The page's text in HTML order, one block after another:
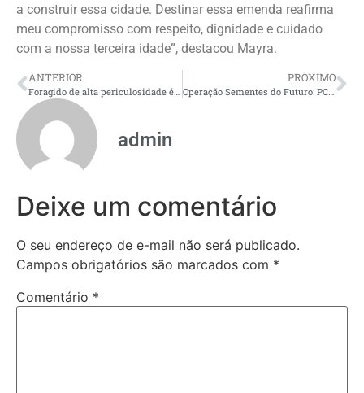
a construir essa cidade. Destinar essa emenda reafirma
meu compromisso com respeito, dignidade e cuidado
com a nossa terceira idade”, destacou Mayra.
ANTERIOR
Foragido de alta periculosidade é capturado pela Polícia Militar do Amazonas após cerco policial
PRÓXIMO
Operação Sementes do Futuro: PC-AM prende três homens por crimes sexuais contra crianças e adolescentes em Humaitá
admin
Deixe um comentário
O seu endereço de e-mail não será publicado.
Campos obrigatórios são marcados com *
Comentário *